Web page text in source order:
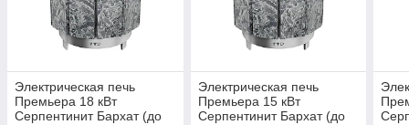
Электрическая печь
Премьера 18 кВт
Серпентинит Бархат (до
Электрическая печь
Премьера 15 кВт
Серпентинит Бархат (до